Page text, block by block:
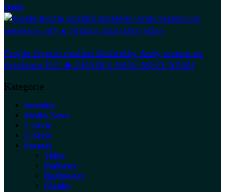
Další
Projde životní poslání školitelky Andy testem na
detektoru lži? 🔥 ZRÁDCI JSOU MEZI NÁMI
Kategorie
Novinky
Média News
1. Série
2. Série
Formát
Videa
Podcasty
Rozhovory
Články